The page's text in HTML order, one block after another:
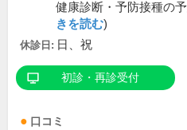
健康診断・予防接種の
きを読む)
休診日: 日、祝
初診・再診受付
口コミ